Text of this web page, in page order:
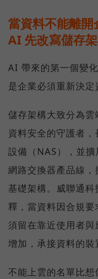
當資料不能離開
AI 先改寫儲存
AI 帶來的第一個變
是企業必須重新決定
儲存架構大致分為
資料安全的守護者
設備（NAS），並
網路交換器產品線
基礎架構。威聯通
釋，當資料因合規
須留在靠近使用者
增加，承接資料的裝
不能上雲的名單比